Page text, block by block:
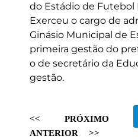
do Estádio de Futebol
Exerceu o cargo de
Ginásio Municipal de
primeira gestão do
o de secretário da
gestão.
<<
ANTERIOR
PRÓXIMO
>>